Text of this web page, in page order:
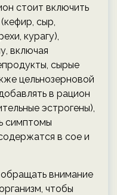
стоит включить
сыр,
курагу),
включая
сырые
цельнозерновой
в рацион
эстрогены),
симптомы
в сое и
внимание
чтобы